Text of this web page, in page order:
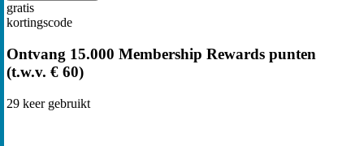
gratis
kortingscode
Ontvang 15.000 Membership Rewards punten
(t.w.v. € 60)
29 keer gebruikt